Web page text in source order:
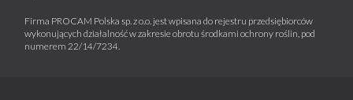
Firma PROCAM Polska sp. z o.o. jest wpisana do rejestru przedsiębiorców
wykonujących działalność w zakresie obrotu środkami ochrony roślin, pod
numerem 22/14/7234.